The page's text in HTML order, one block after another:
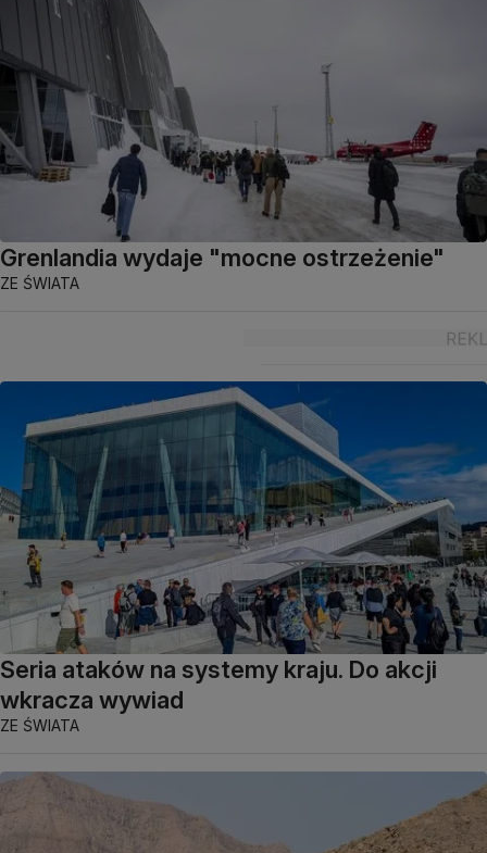
Grenlandia wydaje "mocne ostrzeżenie"
ZE ŚWIATA
Seria ataków na systemy kraju. Do akcji
wkracza wywiad
ZE ŚWIATA